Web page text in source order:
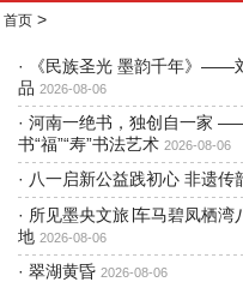
首页 >
·
《民族圣光 墨韵千年》——
品 2026-08-06
· 河南一绝书，独创自一家
书“福”“寿”书法艺术 2026-08-06
· 八一启新公益践初心 非遗传
· 所见墨央文旅∣车马碧凤栖
地 2026-08-06
· 翠湖黄昏 2026-08-06